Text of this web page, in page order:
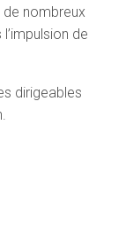
nombreux
de
dirigeables